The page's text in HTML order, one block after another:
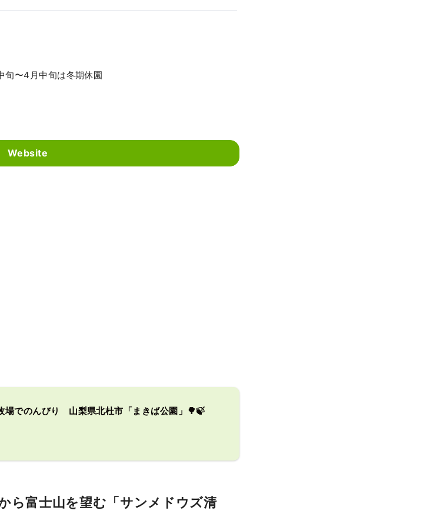
旬〜4月中旬は冬期休園
Website
場でのんびり 山梨県北杜市「まきば公園」🌳🍃
ら富士山を望む「サンメドウズ清